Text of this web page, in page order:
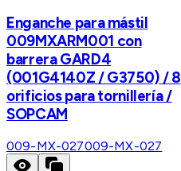
Enganche para mástil
009MXARM001 con
barrera GARD4
(001G4140Z / G3750) / 8
orificios para tornillería /
SOPCAM
009-MX-027009-MX-027